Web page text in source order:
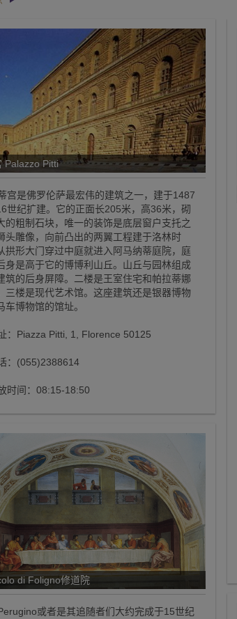
Palazzo Pitti
是佛罗伦萨最宏伟的建筑之一，建于1487
世纪扩建。它的正面长205米，高36米，砌
的粗制石块，唯一的装饰是底层窗户支托之
头雕像，向前凸出的两翼工程建于洛林时
拱形大门穿过中庭就进入阿马纳蒂庭院，庭
身是高于它的博博利山丘。山丘与园林组成
筑的后身屏障。二楼是王室住宅和帕拉蒂娜
三楼是现代艺术馆。这座建筑还是银器博物
车博物馆的馆址。
：Piazza Pitti, 1, Florence 50125
：(055)2388614
时间：08:15-18:50
di Foligno修道院
或者是其追随者们大约完成于15世纪